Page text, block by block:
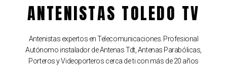
ANTENISTAS TOLEDO TV
Antenistas expertos en Telecomunicaciones. Profesional
Autónomo instalador de Antenas Tdt, Antenas Parabólicas,
Porteros y Videoporteros cerca de ti con más de 20 años